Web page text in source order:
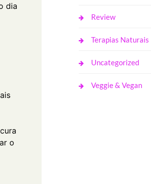
dia
o
Review
Terapias Naturais
Uncategorized
Veggie & Vegan